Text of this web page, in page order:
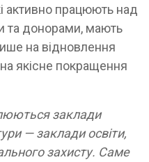
активно працюють над
та донорами, мають
на відновлення
якісне покращення
заклади
— заклади освіти,
захисту. Саме